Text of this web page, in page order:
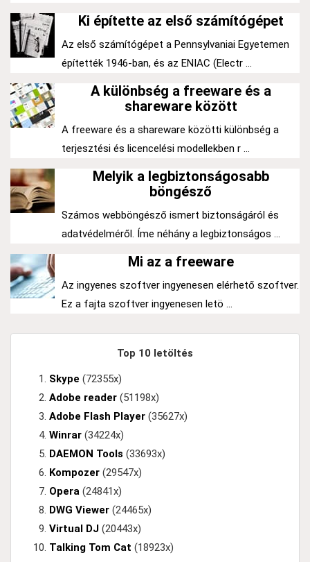
Ki építette az első számítógépet
Az első számítógépet a Pennsylvaniai Egyetemen
építették 1946-ban, és az ENIAC (Electr ...
A különbség a freeware és a
shareware között
A freeware és a shareware közötti különbség a
terjesztési és licencelési modellekben r ...
Melyik a legbiztonságosabb
böngésző
Számos webböngésző ismert biztonságáról és
adatvédelméről. Íme néhány a legbiztonságos ...
Mi az a freeware
Az ingyenes szoftver ingyenesen elérhető szoftver.
Ez a fajta szoftver ingyenesen letö ...
Top 10 letöltés
Skype (72355x)
Adobe reader (51198x)
Adobe Flash Player (35627x)
Winrar (34224x)
DAEMON Tools (33693x)
Kompozer (29547x)
Opera (24841x)
DWG Viewer (24465x)
Virtual DJ (20443x)
Talking Tom Cat (18923x)